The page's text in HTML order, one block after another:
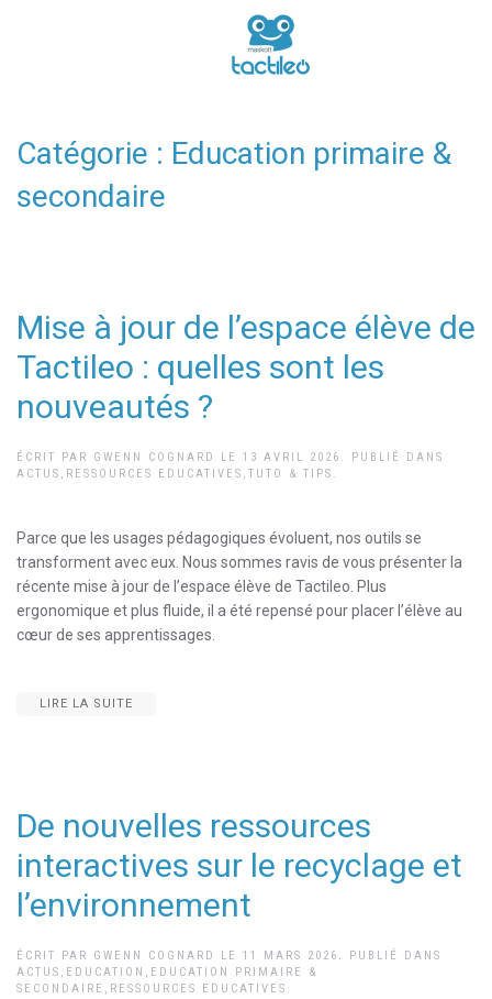
Catégorie : Education primaire &
secondaire
Mise à jour de l’espace élève de
Tactileo : quelles sont les
nouveautés ?
ÉCRIT PAR GWENN COGNARD LE 13 AVRIL 2026 . PUBLIÉ DANS
ACTUS , RESSOURCES EDUCATIVES , TUTO & TIPS .
Parce que les usages pédagogiques évoluent, nos outils se
transforment avec eux. Nous sommes ravis de vous présenter la
récente mise à jour de l’espace élève de Tactileo. Plus
ergonomique et plus fluide, il a été repensé pour placer l’élève au
cœur de ses apprentissages.
LIRE LA SUITE
De nouvelles ressources
interactives sur le recyclage et
l’environnement
ÉCRIT PAR GWENN COGNARD LE 11 MARS 2026 . PUBLIÉ DANS
ACTUS , EDUCATION , EDUCATION PRIMAIRE &
SECONDAIRE , RESSOURCES EDUCATIVES .